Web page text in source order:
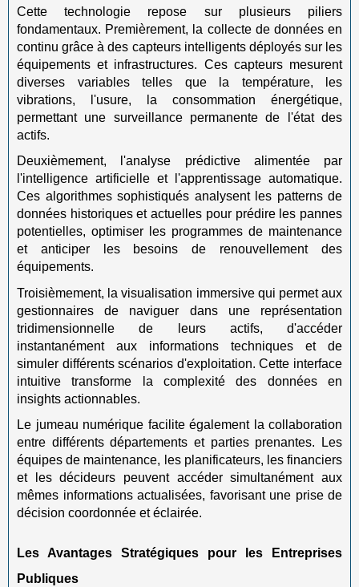
Cette technologie repose sur plusieurs piliers
fondamentaux. Premièrement, la collecte de données en
continu grâce à des capteurs intelligents déployés sur les
équipements et infrastructures. Ces capteurs mesurent
diverses variables telles que la température, les
vibrations, l'usure, la consommation énergétique,
permettant une surveillance permanente de l'état des
actifs.
Deuxièmement, l'analyse prédictive alimentée par
l'intelligence artificielle et l'apprentissage automatique.
Ces algorithmes sophistiqués analysent les patterns de
données historiques et actuelles pour prédire les pannes
potentielles, optimiser les programmes de maintenance
et anticiper les besoins de renouvellement des
équipements.
Troisièmement, la visualisation immersive qui permet aux
gestionnaires de naviguer dans une représentation
tridimensionnelle de leurs actifs, d'accéder
instantanément aux informations techniques et de
simuler différents scénarios d'exploitation. Cette interface
intuitive transforme la complexité des données en
insights actionnables.
Le jumeau numérique facilite également la collaboration
entre différents départements et parties prenantes. Les
équipes de maintenance, les planificateurs, les financiers
et les décideurs peuvent accéder simultanément aux
mêmes informations actualisées, favorisant une prise de
décision coordonnée et éclairée.
Les Avantages Stratégiques pour les Entreprises
Publiques